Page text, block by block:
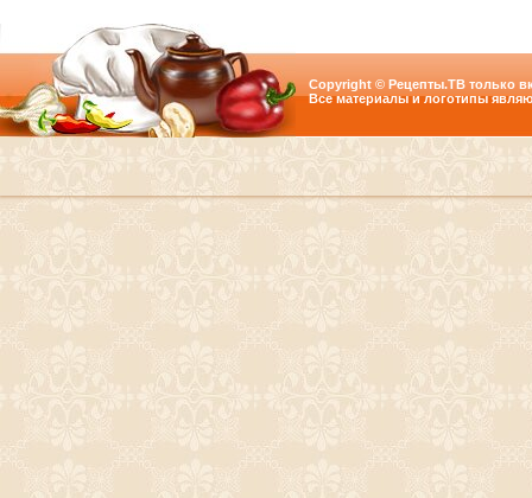
Copyright © Рецепты.ТВ только
Все материалы и логотипы